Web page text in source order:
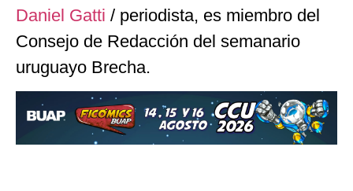
Daniel Gatti / periodista, es miembro del
Consejo de Redacción del semanario
uruguayo Brecha.